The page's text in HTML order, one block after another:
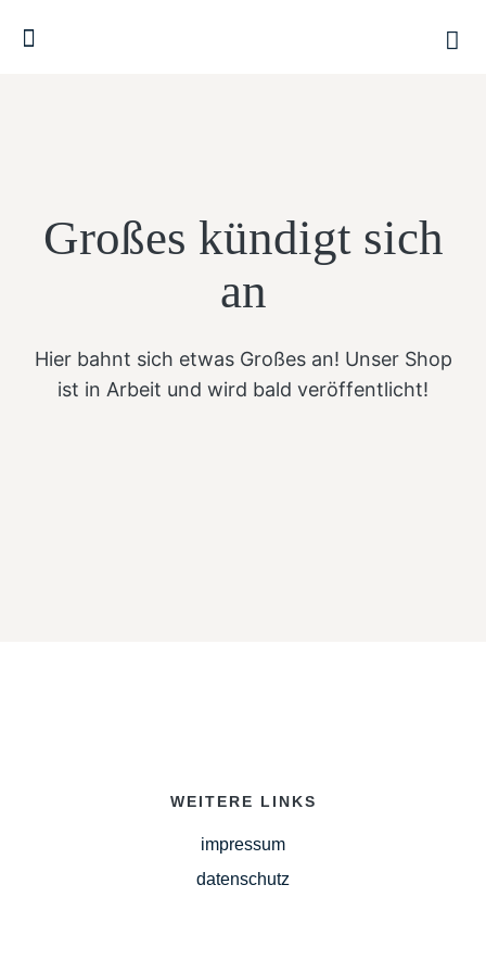
Großes kündigt sich
an
Hier bahnt sich etwas Großes an! Unser Shop
ist in Arbeit und wird bald veröffentlicht!
WEITERE LINKS
impressum
datenschutz